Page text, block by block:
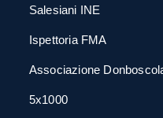
Salesiani INE
Ispettoria FMA
Associazione
5x1000